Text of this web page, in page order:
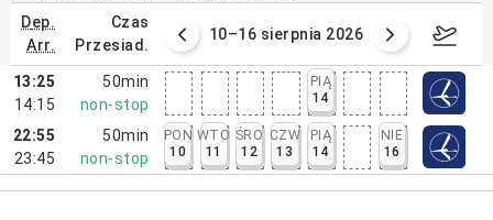
dep.
arr.
czas
przesiad.
sierpnia 2026 10–16 sierpnia 2026
13:25
14:15
50min
non-stop
PIĄ
14
22:55
23:45
50min
non-stop
PON
10
WTO
11
ŚRO
12
CZW
13
PIĄ
14
NIE
16